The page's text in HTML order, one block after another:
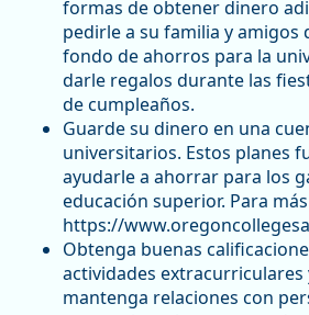
formas de obtener dinero
pedirle a su familia y amigos
fondo de ahorros para la
darle regalos durante las
de cumpleaños.
Guarde su dinero en una
universitarios. Estos planes
ayudarle a ahorrar para los
educación superior. Para
https://
Obtenga buenas
actividades extracurriculares
mantenga relaciones con